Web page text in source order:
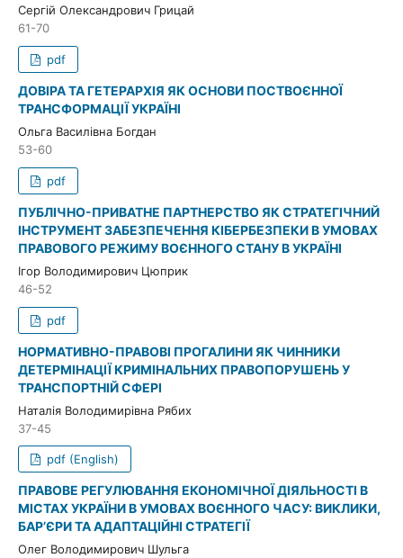
Сергій Олександрович Грицай
61-70
pdf
ДОВІРА ТА ГЕТЕРАРХІЯ ЯК ОСНОВИ ПОСТВОЄННОЇ
ТРАНСФОРМАЦІЇ УКРАЇНІ
Ольга Василівна Богдан
53-60
pdf
ПУБЛІЧНО-ПРИВАТНЕ ПАРТНЕРСТВО ЯК СТРАТЕГІЧНИЙ
ІНСТРУМЕНТ ЗАБЕЗПЕЧЕННЯ КІБЕРБЕЗПЕКИ В УМОВАХ
ПРАВОВОГО РЕЖИМУ ВОЄННОГО СТАНУ В УКРАЇНІ
Ігор Володимирович Цюприк
46-52
pdf
НОРМАТИВНО-ПРАВОВІ ПРОГАЛИНИ ЯК ЧИННИКИ
ДЕТЕРМІНАЦІЇ КРИМІНАЛЬНИХ ПРАВОПОРУШЕНЬ У
ТРАНСПОРТНІЙ СФЕРІ
Наталія Володимирівна Рябих
37-45
pdf (English)
ПРАВОВЕ РЕГУЛЮВАННЯ ЕКОНОМІЧНОЇ ДІЯЛЬНОСТІ В
МІСТАХ УКРАЇНИ В УМОВАХ ВОЄННОГО ЧАСУ: ВИКЛИКИ,
БАР’ЄРИ ТА АДАПТАЦІЙНІ СТРАТЕГІЇ
Олег Володимирович Шульга